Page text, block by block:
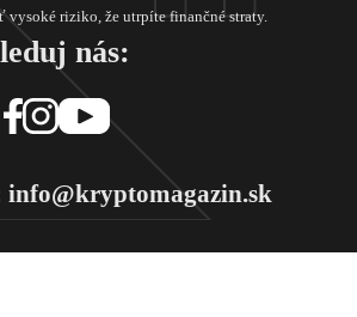
vysoké riziko, že utrpíte finančné straty.
nás: